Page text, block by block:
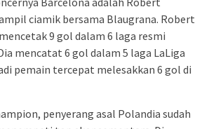
ciamik bersama Blaugrana. Robert
9 gol dalam 6 laga resmi
mencatat 6 gol dalam 5 laga LaLiga
pemain tercepat melesakkan 6 gol di
penyerang asal Polandia sudah